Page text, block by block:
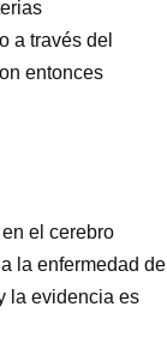
a través del
entonces
el cerebro
la enfermedad de
la evidencia es